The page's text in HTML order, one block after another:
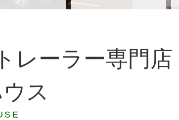
レーラー専門店
ス